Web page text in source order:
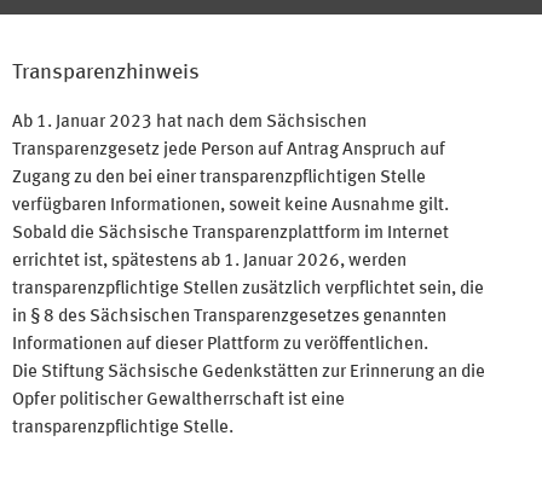
Transparenzhinweis
Ab 1. Januar 2023 hat nach dem Sächsischen
Transparenzgesetz jede Person auf Antrag Anspruch auf
Zugang zu den bei einer transparenzpflichtigen Stelle
verfügbaren Informationen, soweit keine Ausnahme gilt.
Sobald die Sächsische Transparenzplattform im Internet
errichtet ist, spätestens ab 1. Januar 2026, werden
transparenzpflichtige Stellen zusätzlich verpflichtet sein, die
in § 8 des Sächsischen Transparenzgesetzes genannten
Informationen auf dieser Plattform zu veröffentlichen.
Die Stiftung Sächsische Gedenkstätten zur Erinnerung an die
Opfer politischer Gewaltherrschaft ist eine
transparenzpflichtige Stelle.